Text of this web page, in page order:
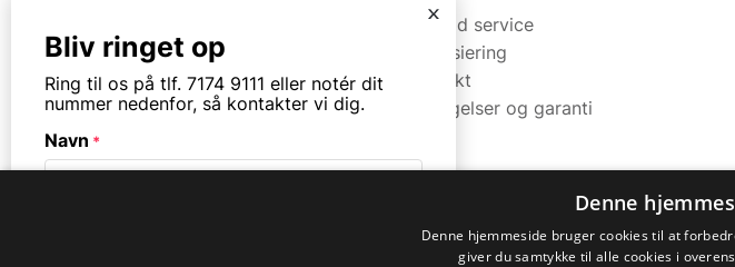
Rømersvej 33
7430 Ikast
CVR. 42912778
Tilmeld service
Finansiering
Kontakt
Betingelser og garanti
x
Bliv ringet op
Ring til os på tlf. 7174 9111 eller notér dit
nummer nedenfor, så kontakter vi dig.
Navn *
Denne
Denne hjemmeside bruger cookies til at
giver du samtykke til alle cookies i